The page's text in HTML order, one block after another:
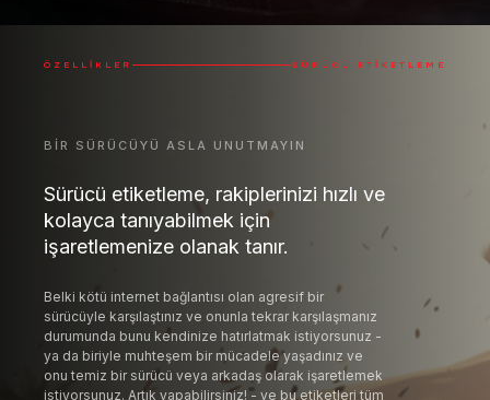
ÖZELLIKLER SÜRÜCÜ ETIKETLEME
BIR SÜRÜCÜYÜ ASLA UNUTMAYIN
Sürücü etiketleme, rakiplerinizi hızlı ve
kolayca tanıyabilmek için
işaretlemenize olanak tanır.
Belki kötü internet bağlantısı olan agresif bir
sürücüyle karşılaştınız ve onunla tekrar karşılaşmanız
durumunda bunu kendinize hatırlatmak istiyorsunuz -
ya da biriyle muhteşem bir mücadele yaşadınız ve
onu temiz bir sürücü veya arkadaş olarak işaretlemek
istiyorsunuz. Artık yapabilirsiniz! - ve bu etiketleri tüm